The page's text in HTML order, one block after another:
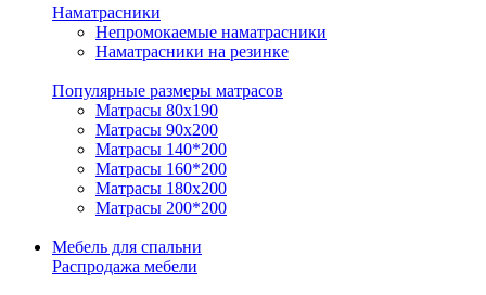
Наматрасники
Непромокаемые наматрасники
Наматрасники на резинке
Популярные размеры матрасов
Матрасы 80x190
Матрасы 90x200
Матрасы 140*200
Матрасы 160*200
Матрасы 180x200
Матрасы 200*200
Мебель для спальни
Распродажа мебели